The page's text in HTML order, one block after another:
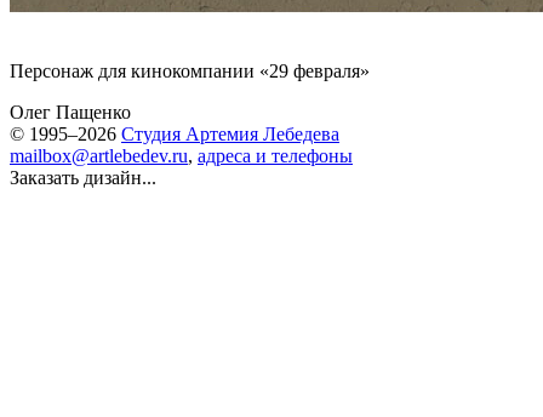
Персонаж для кинокомпании «29 февраля»
Олег Пащенко
© 1995–2026 Студия Артемия Лебедева
mailbox@artlebedev.ru, адреса и телефоны
Заказать дизайн...